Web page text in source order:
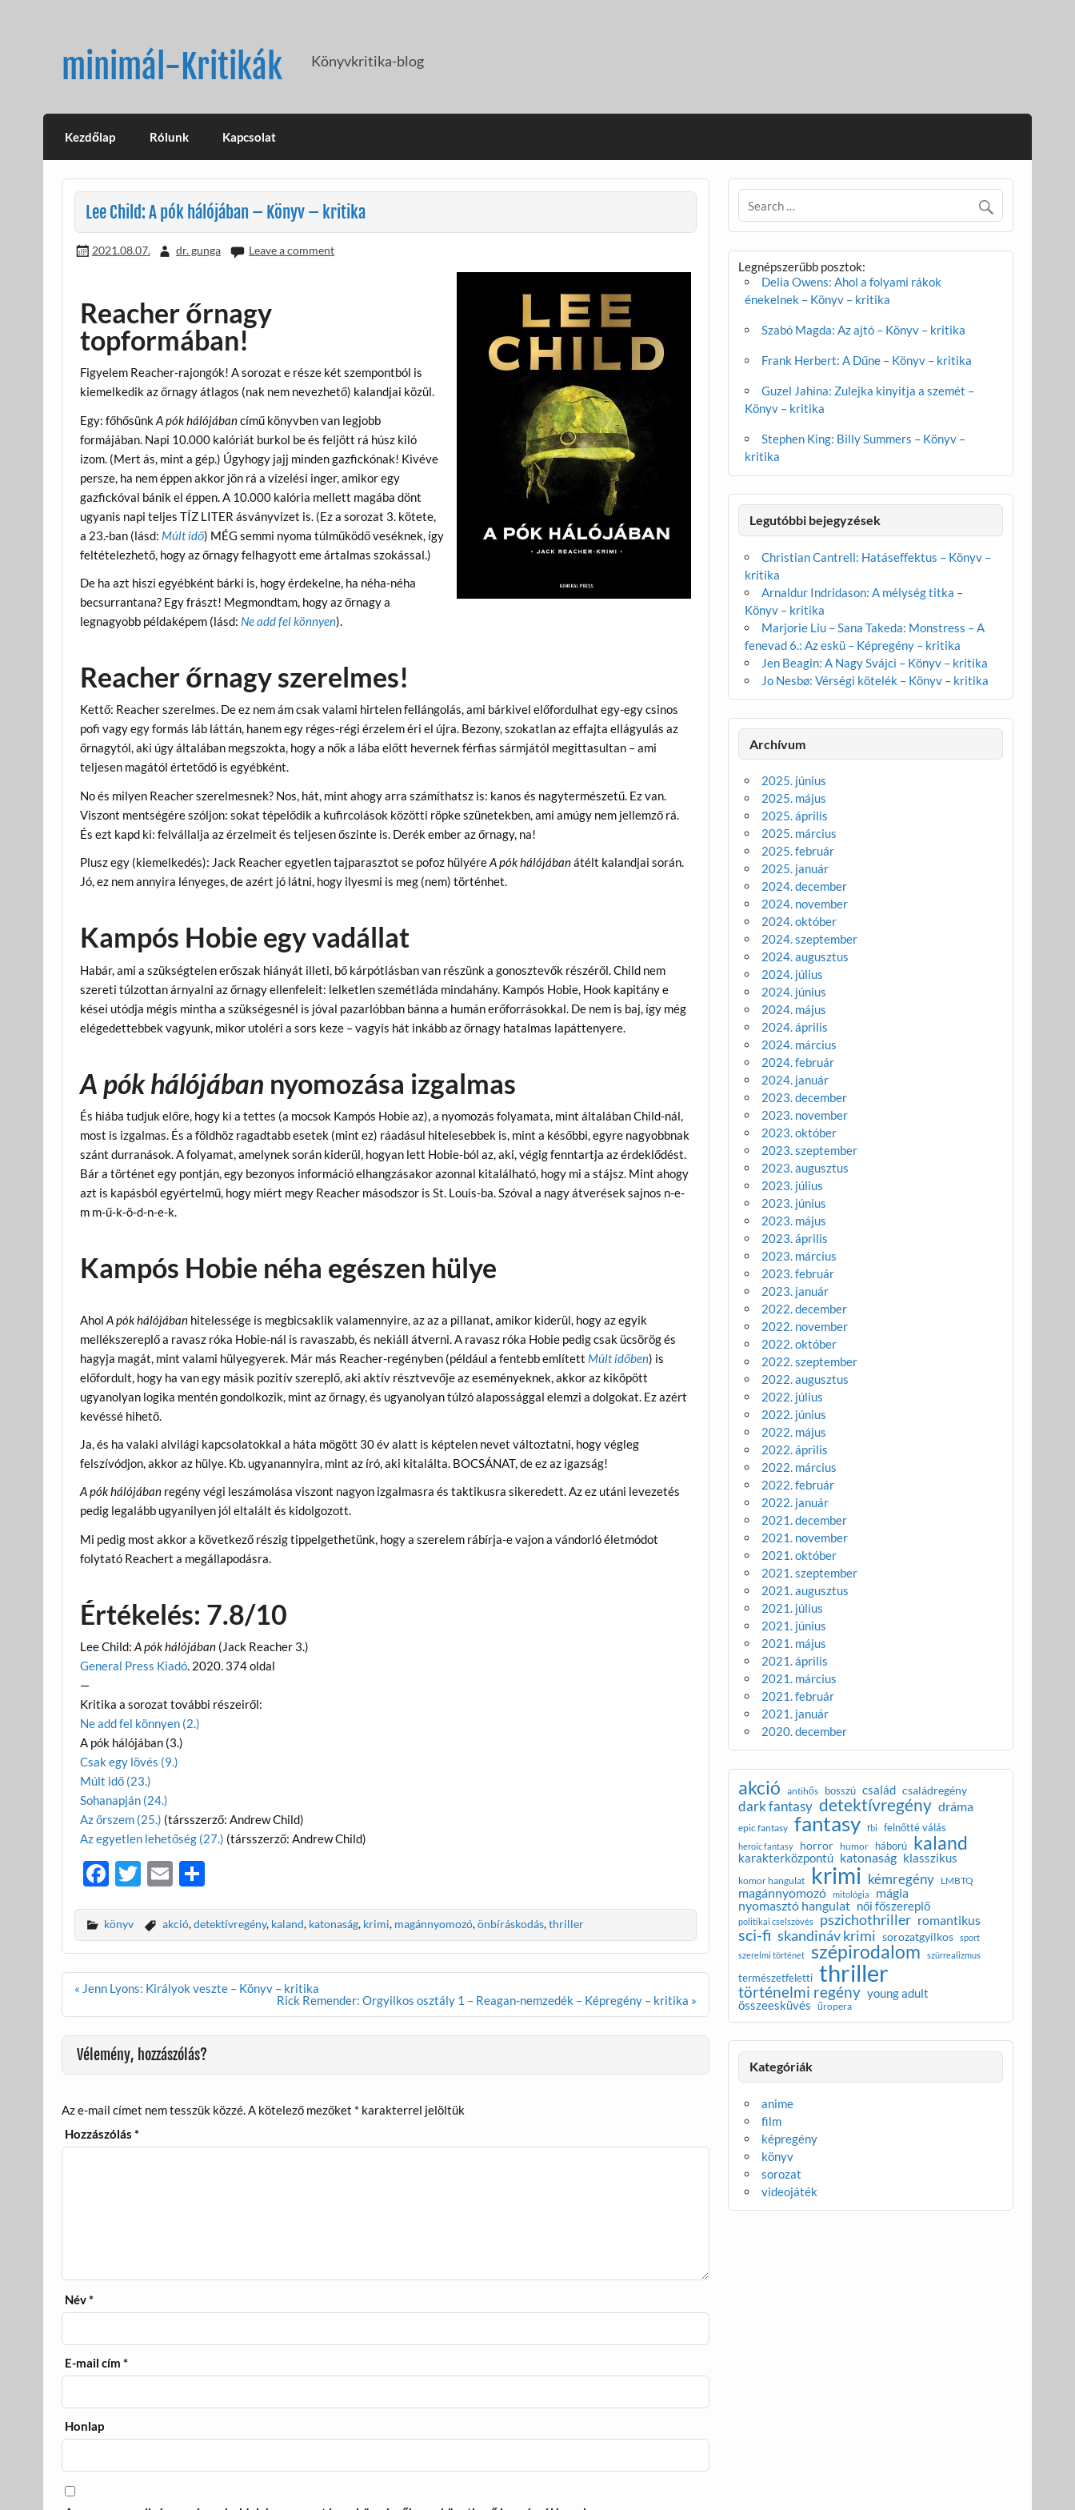
minimál-Kritikák Könyvkritika-blog
Kezdőlap Rólunk Kapcsolat
Lee Child: A pók hálójában – Könyv – kritika
2021.08.07. dr. gunga Leave a comment
Reacher őrnagy
topformában!
Figyelem Reacher-rajongók! A sorozat e része két szempontból is
kiemelkedik az őrnagy átlagos (nak nem nevezhető) kalandjai közül.
Egy: főhősünkA pók hálójábancímű könyvben van legjobb
formájában. Napi 10.000 kalóriát burkol be és feljött rá húsz kiló
izom. (Mert ás, mint a gép.) Úgyhogy jajj minden gazfickónak! Kivéve
persze, ha nem éppen akkor jön rá a vizelési inger, amikor egy
gazfickóval bánik el éppen. A 10.000 kalória mellett magába dönt
ugyanis napi teljes TÍZ LITER ásványvizet is. (Ez a sorozat 3. kötete,
a 23.-ban (lásd: Múlt idő) MÉG semmi nyoma túlműködő veséknek, így
feltételezhető, hogy az őrnagy felhagyott eme ártalmas szokással.)
De ha azt hiszi egyébként bárki is, hogy érdekelne, ha néha-néha
becsurrantana? Egy frászt! Megmondtam, hogy az őrnagy a
legnagyobb példaképem (lásd: Ne add fel könnyen).
Reacher őrnagy szerelmes!
Kettő: Reacher szerelmes. De ez nem ám csak valami hirtelen fellángolás, ami bárkivel előfordulhat egy-egy csinos
pofi vagy egy formás láb láttán, hanem egy réges-régi érzelem éri el újra. Bezony, szokatlan az effajta ellágyulás az
őrnagytól, aki úgy általában megszokta, hogy a nők a lába előtt hevernek férfias sármjától megittasultan – ami
teljesen magától értetődő is egyébként.
No és milyen Reacher szerelmesnek? Nos, hát, mint ahogy arra számíthatsz is: kanos és nagytermészetű. Ez van.
Viszont mentségére szóljon: sokat tépelődik a kufircolások közötti röpke szünetekben, ami amúgy nem jellemző rá.
És ezt kapd ki: felvállalja az érzelmeit és teljesen őszinte is. Derék ember az őrnagy, na!
Plusz egy (kiemelkedés): Jack Reacher egyetlen tajparasztot se pofoz hülyéreA pók hálójábanátélt kalandjai során.
Jó, ez nem annyira lényeges, de azért jó látni, hogy ilyesmi is meg (nem) történhet.
Kampós Hobie egy vadállat
Habár, ami a szükségtelen erőszak hiányát illeti, bő kárpótlásban van részünk a gonosztevők részéről. Child nem
szereti túlzottan árnyalni az őrnagy ellenfeleit: lelketlen szemétláda mindahány. Kampós Hobie, Hook kapitány e
kései utódja mégis mintha a szükségesnél is jóval pazarlóbban bánna a humán erőforrásokkal. De nem is baj, így még
elégedettebbek vagyunk, mikor utoléri a sors keze – vagyis hát inkább az őrnagy hatalmas lapáttenyere.
A pók hálójában nyomozása izgalmas
És hiába tudjuk előre, hogy ki a tettes (a mocsok Kampós Hobie az), a nyomozás folyamata, mint általában Child-nál,
most is izgalmas. És a földhöz ragadtabb esetek (mint ez) ráadásul hitelesebbek is, mint a későbbi, egyre nagyobbnak
szánt durranások. A folyamat, amelynek során kiderül, hogyan lett Hobie-ból az, aki, végig fenntartja az érdeklődést.
Bár a történet egy pontján, egy bezonyos információ elhangzásakor azonnal kitalálható, hogy mi a stájsz. Mint ahogy
azt is kapásból egyértelmű, hogy miért megy Reacher másodszor is St. Louis-ba. Szóval a nagy átverések sajnos n-e-
m m-ű-k-ö-d-n-e-k.
Kampós Hobie néha egészen hülye
AholA pók hálójában hitelessége is megbicsaklik valamennyire, az az a pillanat, amikor kiderül, hogy az egyik
mellékszereplő a ravasz róka Hobie-nál is ravaszabb, és nekiáll átverni. A ravasz róka Hobie pedig csak ücsörög és
hagyja magát, mint valami hülyegyerek. Már más Reacher-regényben (például a fentebb említett Múlt időben) is
előfordult, hogy ha van egy másik pozitív szereplő, aki aktív résztvevője az eseményeknek, akkor az kiköpött
ugyanolyan logika mentén gondolkozik, mint az őrnagy, és ugyanolyan túlzó alapossággal elemzi a dolgokat. Ez azért
kevéssé hihető.
Ja, és ha valaki alvilági kapcsolatokkal a háta mögött 30 év alatt is képtelen nevet változtatni, hogy végleg
felszívódjon, akkor az hülye. Kb. ugyanannyira, mint az író, aki kitalálta. BOCSÁNAT, de ez az igazság!
A pók hálójában regény végi leszámolása viszont nagyon izgalmasra és taktikusra sikeredett. Az ez utáni levezetés
pedig legalább ugyanilyen jól eltalált és kidolgozott.
Mi pedig most akkor a következő részig tippelgethetünk, hogy a szerelem rábírja-e vajon a vándorló életmódot
folytató Reachert a megállapodásra.
Értékelés: 7.8/10
Lee Child:A pók hálójában (Jack Reacher 3.)
General Press Kiadó. 2020. 374 oldal
—
Kritika a sorozat további részeiről:
Ne add fel könnyen (2.)
A pók hálójában (3.)
Csak egy lövés (9.)
Múlt idő (23.)
Sohanapján (24.)
Az őrszem (25.) (társszerző: Andrew Child)
Az egyetlen lehetőség (27.) (társszerző: Andrew Child)
F
e
b
o
o
k
T
itt
er
E
ail za
m
e
g
könyv akció,detektívregény, kaland, katonaság, krimi, magánnyomozó,önbíráskodás,thriller
Bejegyzés
navigáció
« Jenn Lyons: Királyok veszte – Könyv – kritika
Rick Remender: Orgyilkos osztály 1 – Reagan-nemzedék – Képregény – kritika »
Vélemény, hozzászólás?
Az e-mail címet nem tesszük közzé.A kötelező mezőket * karakterrel jelöltük
Hozzászólás*
Név*
E-mail cím*
Honlap
Legnépszerűbb posztok:
Delia Owens: Ahol a folyami rákok
énekelnek – Könyv – kritika
Szabó Magda: Az ajtó – Könyv – kritika
Frank Herbert: A Dűne – Könyv – kritika
Guzel Jahina: Zulejka kinyitja a szemét –
Könyv – kritika
Stephen King: Billy Summers – Könyv –
kritika
Legutóbbi bejegyzések
Christian Cantrell: Hatáseffektus – Könyv –
kritika
Arnaldur Indridason: A mélység titka –
Könyv – kritika
Marjorie Liu – Sana Takeda: Monstress – A
fenevad 6.: Az eskü – Képregény – kritika
Jen Beagin: A Nagy Svájci – Könyv – kritika
Jo Nesbø: Vérségi kötelék – Könyv – kritika
Archívum
2025. június
2025. május
2025. április
2025. március
2025. február
2025. január
2024. december
2024. november
2024. október
2024. szeptember
2024. augusztus
2024. július
2024. június
2024. május
2024. április
2024. március
2024. február
2024. január
2023. december
2023. november
2023. október
2023. szeptember
2023. augusztus
2023. július
2023. június
2023. május
2023. április
2023. március
2023. február
2023. január
2022. december
2022. november
2022. október
2022. szeptember
2022. augusztus
2022. július
2022. június
2022. május
2022. április
2022. március
2022. február
2022. január
2021. december
2021. november
2021. október
2021. szeptember
2021. augusztus
2021. július
2021. június
2021. május
2021. április
2021. március
2021. február
2021. január
2020. december
akció antihős bosszú család családregény
dark fantasy detektívregény dráma
epic fantasy fantasy fbi felnőtté válás
heroic fantasy horror humor háború kaland
karakterközpontú katonaság klasszikus
komor hangulat krimi kémregény LMBTQ
magánnyomozó mitológia mágia
nyomasztó hangulat női főszereplő
politikai cselszövés pszichothriller romantikus
sci-fi skandináv krimi sorozatgyilkos
sport
szerelmi történet
szépirodalom szürrealizmus
természetfeletti thriller
történelmi regény young adult
összeesküvés
űropera
Kategóriák
anime
film
képregény
könyv
sorozat
videojáték